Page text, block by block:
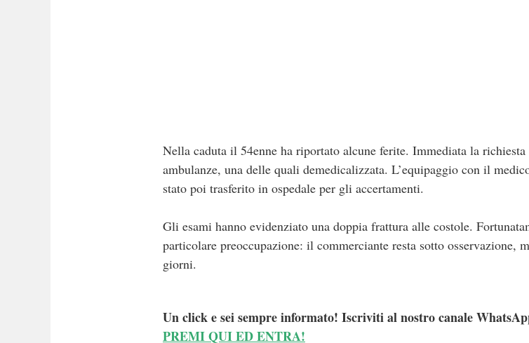
Nella caduta il 54enne ha riportato alcune ferite. Immediata la
ambulanze, una delle quali demedicalizzata. L’equipaggio con il
stato poi trasferito in ospedale per gli accertamenti.
Gli esami hanno evidenziato una doppia frattura alle costole.
particolare preoccupazione: il commerciante resta sotto osservazione,
giorni.
Un click e sei sempre informato! Iscriviti al nostro canale
PREMI QUI ED ENTRA!